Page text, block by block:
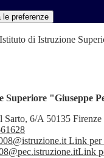
le preferenze
Istituto di Istruzione
Superiore "Giuseppe
Sarto, 6/A 50135
Link per
Link